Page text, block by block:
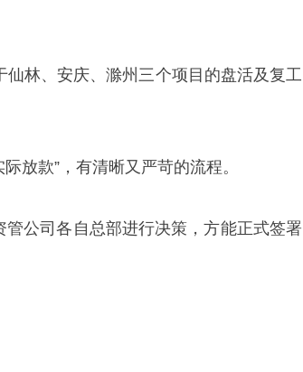
林、安庆、滁州三个项目的盘活及复工
放款”，有清晰又严苛的流程。
公司各自总部进行决策，方能正式签署